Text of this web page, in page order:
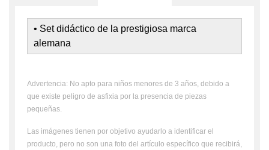
• Set didáctico de la prestigiosa marca
alemana
Advertencia: No apto para niños menores de 3 años, debido a
que existe peligro de asfixia por la presencia de piezas
pequeñas.
Las imágenes tienen por objetivo ayudarlo a identificar el
producto, pero no son una foto del artículo específico que recibirá,